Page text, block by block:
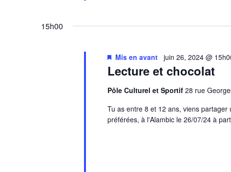
15h00
Lecture et chocolat
Mis en avant juin 26, 2024 @
Pôle Culturel et Sportif 28 rue
Tu as entre 8 et 12 ans, viens
préférées, à l'Alambic le 26/07/24 à